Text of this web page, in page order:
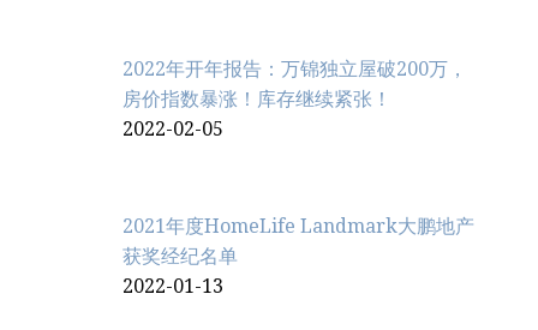
2022年开年报告：万锦独立屋破200万，
房价指数暴涨！库存继续紧张！
2022-02-05
2021年度HomeLife Landmark大鹏地产
获奖经纪名单
2022-01-13